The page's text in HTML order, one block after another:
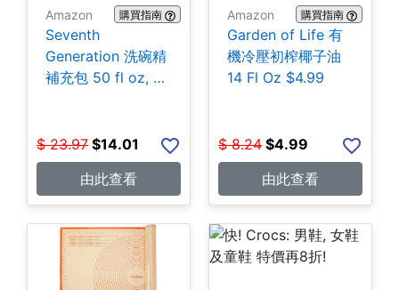
Amazon 購買指南
Seventh
Generation 洗碗精
補充包 50 fl oz, 3
$ 23.97 $14.01
由此查看
Amazon 購買指南
Garden of Life 有
機冷壓初榨椰子油
14 Fl Oz $4.99
$ 8.24 $4.99
由此查看